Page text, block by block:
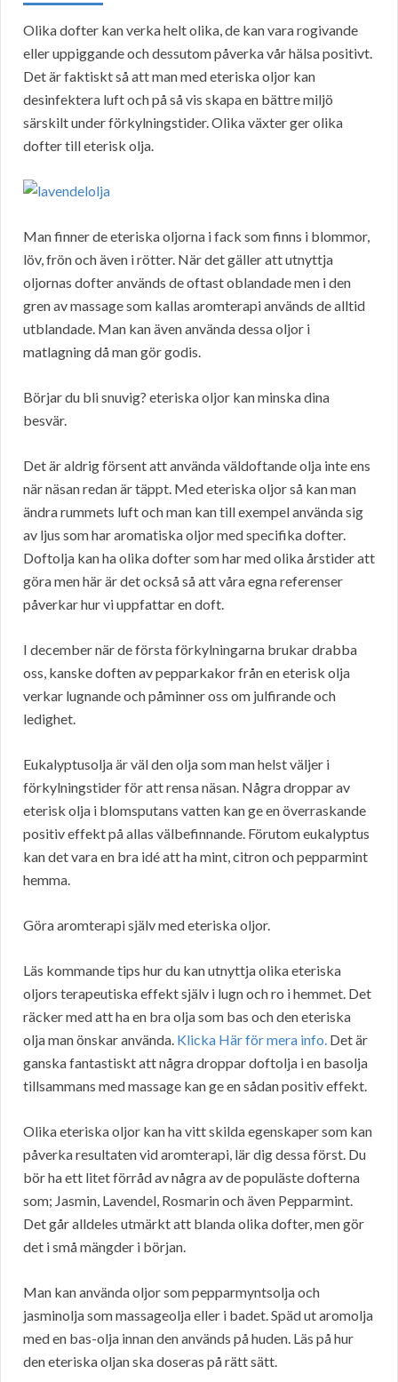
Olika dofter kan verka helt olika, de kan vara rogivande
eller uppiggande och dessutom påverka vår hälsa positivt.
Det är faktiskt så att man med eteriska oljor kan
desinfektera luft och på så vis skapa en bättre miljö
särskilt under förkylningstider. Olika växter ger olika
dofter till eterisk olja.
Man finner de eteriska oljorna i fack som finns i blommor,
löv, frön och även i rötter. När det gäller att utnyttja
oljornas dofter används de oftast oblandade men i den
gren av massage som kallas aromterapi används de alltid
utblandade. Man kan även använda dessa oljor i
matlagning då man gör godis.
Börjar du bli snuvig? eteriska oljor kan minska dina
besvär.
Det är aldrig försent att använda väldoftande olja inte ens
när näsan redan är täppt. Med eteriska oljor så kan man
ändra rummets luft och man kan till exempel använda sig
av ljus som har aromatiska oljor med specifika dofter.
Doftolja kan ha olika dofter som har med olika årstider att
göra men här är det också så att våra egna referenser
påverkar hur vi uppfattar en doft.
I december när de första förkylningarna brukar drabba
oss, kanske doften av pepparkakor från en eterisk olja
verkar lugnande och påminner oss om julfirande och
ledighet.
Eukalyptusolja är väl den olja som man helst väljer i
förkylningstider för att rensa näsan. Några droppar av
eterisk olja i blomsputans vatten kan ge en överraskande
positiv effekt på allas välbefinnande. Förutom eukalyptus
kan det vara en bra idé att ha mint, citron och pepparmint
hemma.
Göra aromterapi själv med eteriska oljor.
Läs kommande tips hur du kan utnyttja olika eteriska
oljors terapeutiska effekt själv i lugn och ro i hemmet. Det
räcker med att ha en bra olja som bas och den eteriska
olja man önskar använda. Klicka Här för mera info. Det är
ganska fantastiskt att några droppar doftolja i en basolja
tillsammans med massage kan ge en sådan positiv effekt.
Olika eteriska oljor kan ha vitt skilda egenskaper som kan
påverka resultaten vid aromterapi, lär dig dessa först. Du
bör ha ett litet förråd av några av de populäste dofterna
som; Jasmin, Lavendel, Rosmarin och även Pepparmint.
Det går alldeles utmärkt att blanda olika dofter, men gör
det i små mängder i början.
Man kan använda oljor som pepparmyntsolja och
jasminolja som massageolja eller i badet. Späd ut aromolja
med en bas-olja innan den används på huden. Läs på hur
den eteriska oljan ska doseras på rätt sätt.